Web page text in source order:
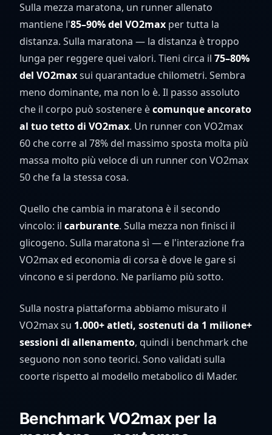
Sulla mezza maratona, un runner allenato
mantiene l'85–90% del VO2max per tutta la
distanza. Sulla maratona — la distanza è troppo
lunga per reggere quei valori. Tieni circa il 75–80%
del VO2maxsui quarantadue chilometri. Sembra
meno dominante, ma non lo è. Il passo assoluto
che il corpo può sostenere ècomunque ancorato
al tuo tetto di VO2max. Un runner con VO2max
60 che corre al 78% del massimo sposta molta più
massa molto più veloce di un runner con VO2max
50 che fa la stessa cosa.
Quello che cambia in maratona è il secondo
vincolo: il carburante. Sulla mezza non finisci il
glicogeno. Sulla maratona sì — e l'interazione fra
VO2max ed economia di corsa è dove le gare si
vincono e si perdono. Ne parliamo più sotto.
Sulla nostra piattaforma abbiamo misurato il
VO2max su 1.000+ atleti, sostenuti da 1 milione+
sessioni di allenamento, quindi i benchmark che
seguono non sono teorici. Sono validati sulla
coorte rispetto al modello metabolico di Mader.
Benchmark VO2max per la